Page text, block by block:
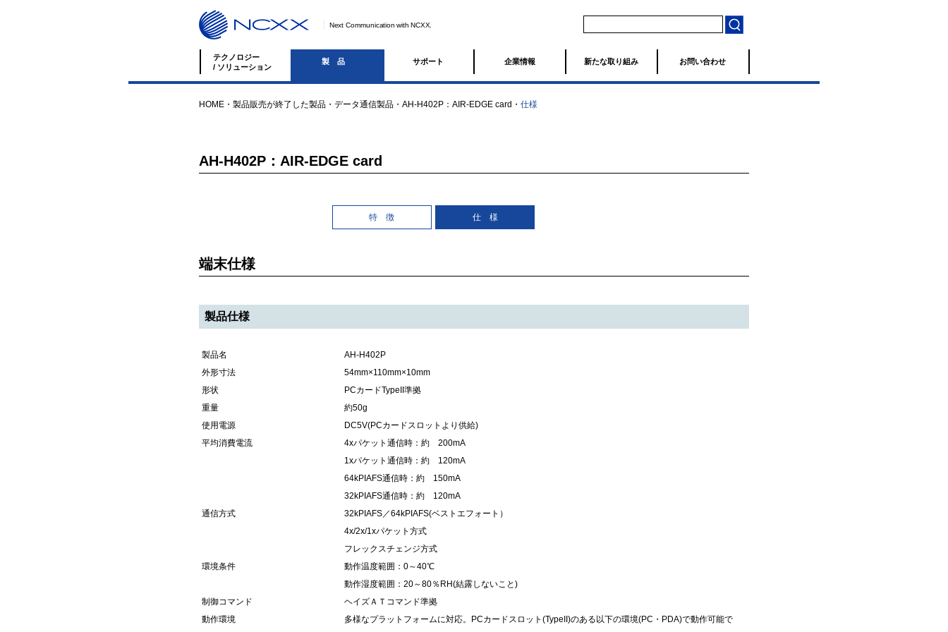
Next Communication with NCXX.
テクノロジー
/ ソリューション
製品 サポート 企業情報 新たな取り組み お問い合わせ
HOME ・ 製品販売が終了した製品 ・ データ通信製品 ・ AH-H402P：AIR-EDGE card ・ 仕様
AH-H402P：AIR-EDGE card
特 徴 仕 様
端末仕様
製品仕様
製品名
AH-H402P
外形寸法
54mm×110mm×10mm
形状
PCカードTypeII準拠
重量
約50g
使用電源
DC5V(PCカードスロットより供給)
平均消費電流
4xパケット通信時：約 200mA
1xパケット通信時：約 120mA
64kPIAFS通信時：約 150mA
32kPIAFS通信時：約 120mA
通信方式
32kPIAFS／64kPIAFS(ベストエフォート）
4x/2x/1xパケット方式
フレックスチェンジ方式
環境条件
動作温度範囲：0～40℃
動作湿度範囲：20～80％RH(結露しないこと)
制御コマンド
ヘイズＡＴコマンド準拠
動作環境
多様なプラットフォームに対応。PCカードスロット(TypeII)のある以下の環境(PC・PDA)で動作可能で